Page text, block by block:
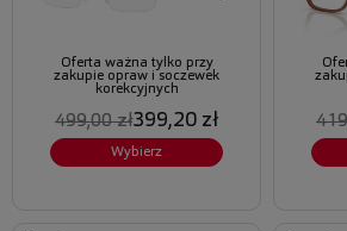
Oferta ważna tylko przy
zakupie opraw i soczewek
korekcyjnych
499,00 zł399,20 zł
Wybierz